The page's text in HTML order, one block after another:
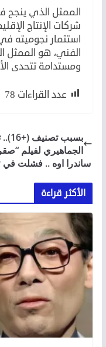
الممثل الذي
شركات الإنتاج
استثمار نجوميته
الفني، هو الممثل
ومستدامة تتحدى
عدد القراءات 78
الجماهيري لفيلم
الأكثر قراءة